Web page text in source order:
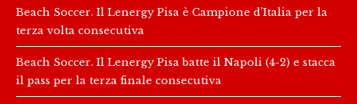
Beach Soccer. Il Lenergy Pisa è Campione d’Italia per la
terza volta consecutiva
Beach Soccer. Il Lenergy Pisa batte il Napoli (4-2) e stacca
il pass per la terza finale consecutiva